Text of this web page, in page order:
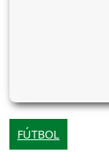
FÚTBOL